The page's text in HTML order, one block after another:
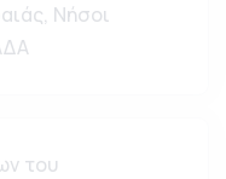
Νήσοι
του